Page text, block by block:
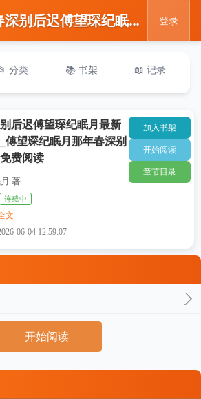
📖 那年春深别后迟傅望琛纪眠月最新章节阅读_傅望琛纪眠月那年春深别后迟全文免费阅读 登录
分类 📚 书架 📖 记录
后迟傅望琛纪眠月最新
傅望琛纪眠月那年春深别
费阅读
著
连载中
文
06-04 12:59:07
加入书架
开始阅读
章节目录
开始阅读